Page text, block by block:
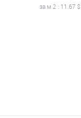
за м 2 : 11.67 $